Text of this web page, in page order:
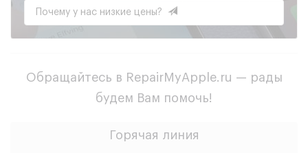
Почему у нас низкие цены?
Обращайтесь в RepairMyApple.ru — рады
будем Вам помочь!
Горячая линия